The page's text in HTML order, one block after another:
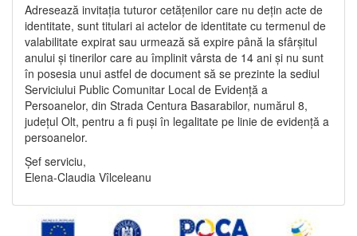
Adresează invitația tuturor cetățenilor care nu dețin acte de
identitate, sunt titulari ai actelor de identitate cu termenul de
valabilitate expirat sau urmează să expire până la sfârșitul
anului și tinerilor care au împlinit vârsta de 14 ani și nu sunt
în posesia unui astfel de document să se prezinte la sediul
Serviciului Public Comunitar Local de Evidență a
Persoanelor, din Strada Centura Basarabilor, numărul 8,
județul Olt, pentru a fi puși în legalitate pe linie de evidență a
persoanelor.
Șef serviciu,
Elena-Claudia Vîlceleanu